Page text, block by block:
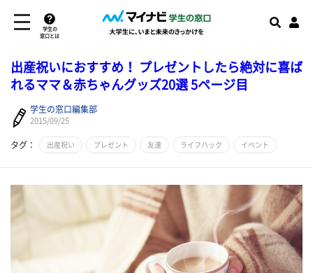
学生の
窓口とは
出産祝いにおすすめ！ プレゼントしたら絶対に喜ば
れるママ＆赤ちゃんグッズ20選 5ページ目
学生の窓口編集部
2015/09/25
タグ： 出産祝い プレゼント 友達 ライフハック イベント